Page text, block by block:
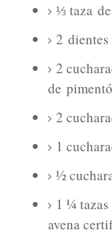
⅓ taza
2 dientes
2
de
2
1
½
1 ¼ tazas
avena